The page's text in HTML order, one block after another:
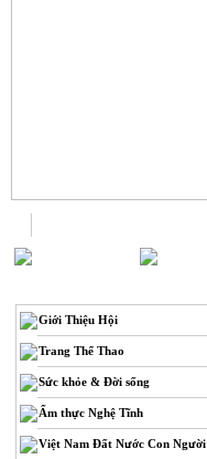
Giới Thiệu Hội
Trang Thể Thao
Sức khỏe & Đời sống
Ẩm thực Nghệ Tĩnh
Việt Nam Đất Nước Con Người